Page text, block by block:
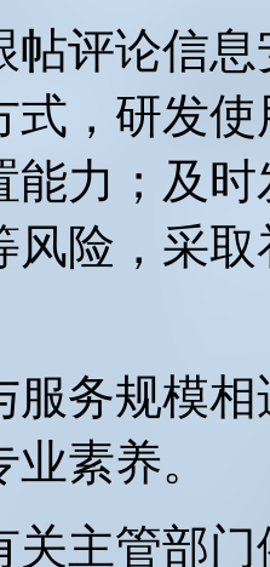
帖评论信
式，研发
能力；及
风险，采
服务规模
素养。
关主管部